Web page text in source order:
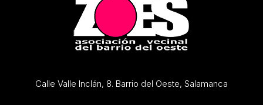
Calle Valle Inclán, 8. Barrio del Oeste, Salamanca